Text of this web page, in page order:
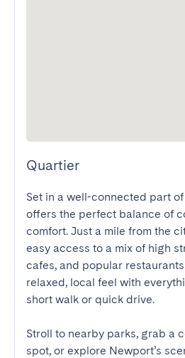
Quartier
Set in a well-connected part
offers the perfect balance of
comfort. Just a mile from the
easy access to a mix of high
cafes, and popular
relaxed, local feel with
short walk or quick drive.
Stroll to nearby parks, grab a
spot, or explore Newport’s